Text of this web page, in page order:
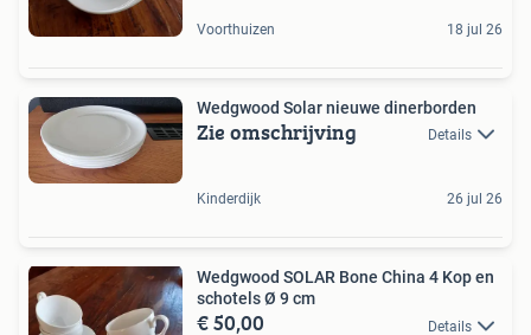
Voorthuizen 18 jul 26
Wedgwood Solar nieuwe dinerborden
Zie omschrijving Details
Kinderdijk 26 jul 26
Wedgwood SOLAR Bone China 4 Kop en
schotels Ø 9 cm
€ 50,00 Details